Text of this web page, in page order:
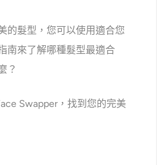
的髮型，您可以使用適合您
南來了解哪種髮型最適合
？
Swapper，找到您的完美